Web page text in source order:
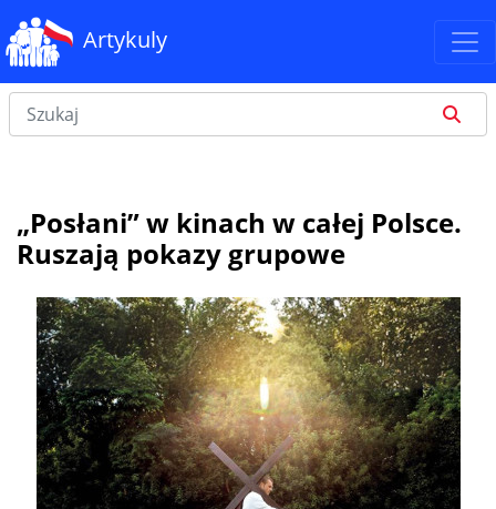
Artykuly
„Posłani” w kinach w całej Polsce.
Ruszają pokazy grupowe